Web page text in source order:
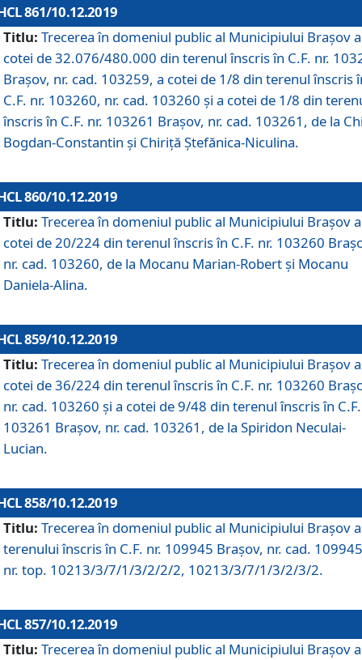
861/10.12.2019
Titlu: Trecerea în domeniul public al Municipiului Braşov a
cotei de 32.076/480.000 din terenul înscris în C.F. nr.
Brașov, nr. cad. 103259, a cotei de 1/8 din terenul înscris
C.F. nr. 103260, nr. cad. 103260 și a cotei de 1/8 din
înscris în C.F. nr. 103261 Brașov, nr. cad. 103261, de la
Bogdan-Constantin și Chiriță Ștefănica-Niculina.
860/10.12.2019
Titlu: Trecerea în domeniul public al Municipiului Braşov a
cotei de 20/224 din terenul înscris în C.F. nr. 103260
nr. cad. 103260, de la Mocanu Marian-Robert și Mocanu
Daniela-Alina.
859/10.12.2019
Titlu: Trecerea în domeniul public al Municipiului Braşov a
cotei de 36/224 din terenul înscris în C.F. nr. 103260
nr. cad. 103260 și a cotei de 9/48 din terenul înscris în
103261 Brașov, nr. cad. 103261, de la Spiridon Neculai-
Lucian.
858/10.12.2019
Titlu: Trecerea în domeniul public al Municipiului Braşov a
terenului înscris în C.F. nr. 109945 Brașov, nr. cad.
nr. top. 10213/3/7/1/3/2/2/2, 10213/3/7/1/3/2/3/2.
857/10.12.2019
Titlu: Trecerea în domeniul public al Municipiului Braşov a